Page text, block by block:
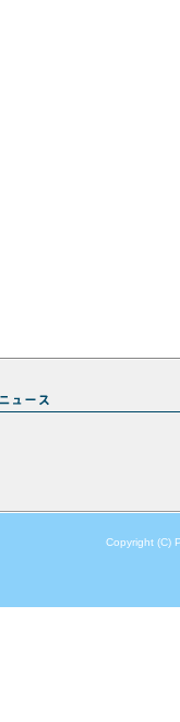
Copyright (C)